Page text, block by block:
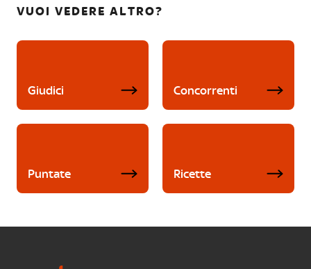
VUOI VEDERE ALTRO?
Giudici Concorrenti
Puntate Ricette